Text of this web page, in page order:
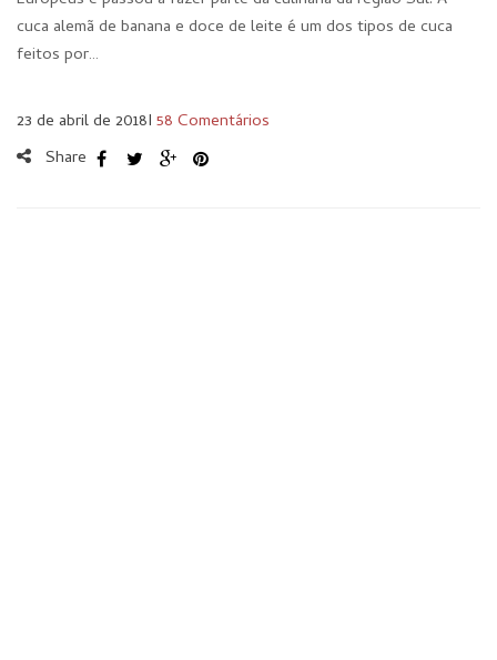
cuca alemã de banana e doce de leite é um dos tipos de cuca
feitos por…
23 de abril de 2018I 58 Comentários
Share